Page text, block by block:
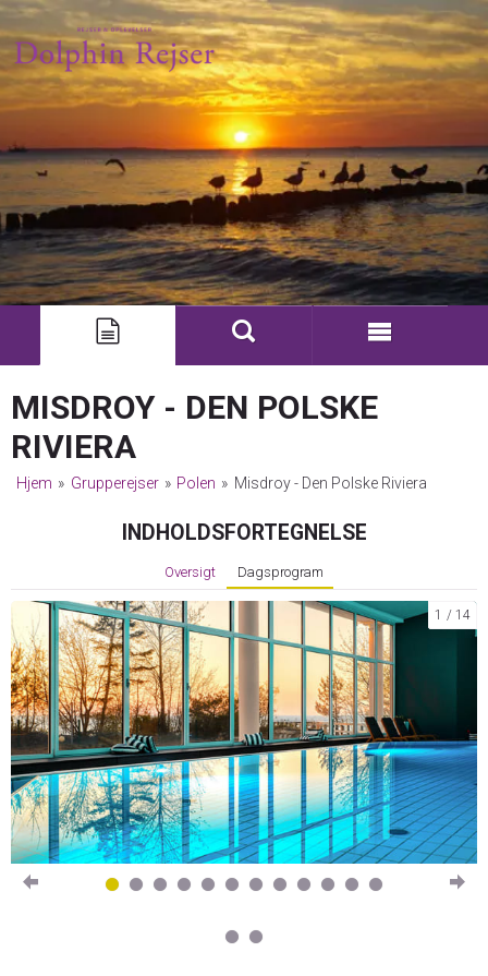
MISDROY - DEN POLSKE
RIVIERA
Hjem » Grupperejser » Polen » Misdroy - Den Polske Riviera
INDHOLDSFORTEGNELSE
Oversigt Dagsprogram
1 14